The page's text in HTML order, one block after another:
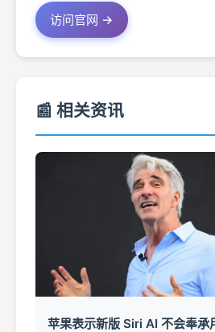
访问官网 →
📰 相关资讯
苹果表示新版 Siri AI 不会奉承